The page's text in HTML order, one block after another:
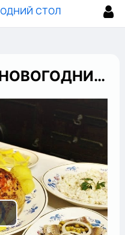
4 – х человек [ еда в СССР ] меню на 2022